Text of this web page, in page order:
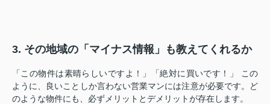
3. その地域の「マイナス情報」も教えてくれるか
「この物件は素晴らしいですよ！」「絶対に買いです！」 この
ように、良いことしか言わない営業マンには注意が必要です。ど
のような物件にも、必ずメリットとデメリットが存在します。